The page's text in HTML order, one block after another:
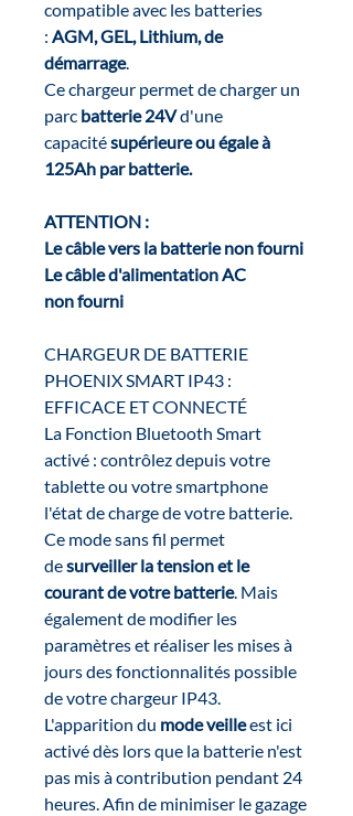
compatible avec les batteries
: AGM, GEL, Lithium, de
démarrage.
Ce chargeur permet de charger un
parc batterie 24Vd'une
capacitésupérieure ou égale à
125Ah par batterie.
ATTENTION :
Le câble vers la batterie non fourni
Le câble d'alimentation AC
nonfourni
CHARGEUR DE BATTERIE
PHOENIX SMART IP43 :
EFFICACE ET CONNECTÉ
La Fonction Bluetooth Smart
activé : contrôlez depuis votre
tablette ou votre smartphone
l'état de charge de votre batterie.
Ce mode sans fil permet
desurveiller la tension et le
courant de votre batterie. Mais
également de modifier les
paramètres et réaliser les mises à
jours des fonctionnalités possible
de votre chargeur IP43.
L'apparition du mode veilleest ici
activé dès lors que la batterie n'est
pas mis à contribution pendant 24
heures. Afin de minimiser le gazage